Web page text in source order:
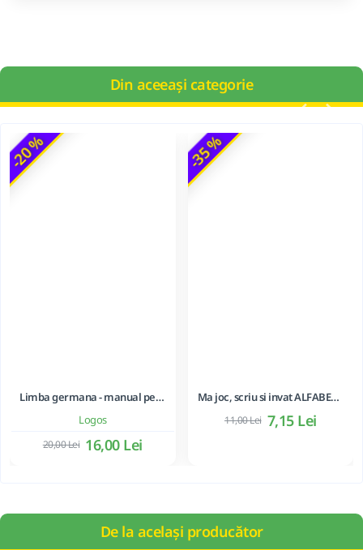
Din aceeași categorie
-20 %
Logos
Limba germana - manual pentru clasa a XI-a
16,00 Lei
20,00 Lei
-35 %
Ma joc, scriu si invat ALFABETUL
7,15 Lei
11,00 Lei
De la același producător